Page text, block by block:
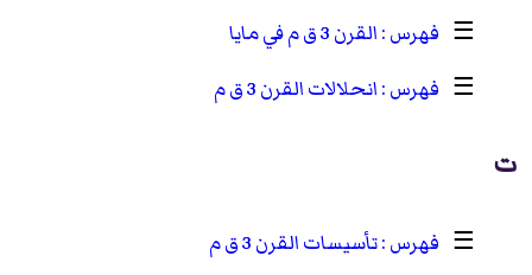
☰
القرن 3 ق م في مايا
☰
انحلالات القرن 3 ق م
ت
☰ تأسيسات القرن 3 ق م